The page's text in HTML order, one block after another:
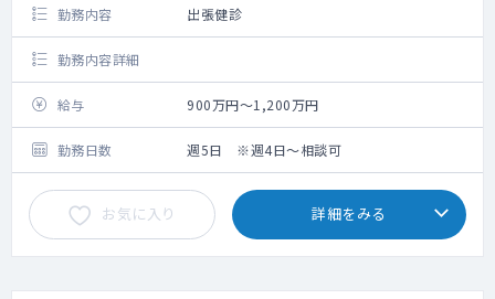
勤務内容 出張健診
勤務内容詳細
給与 900万円～1,200万円
勤務日数 週5日 ※週4日～相談可
お気に入り 詳細をみる